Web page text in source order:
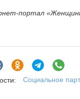
портал
Социальное